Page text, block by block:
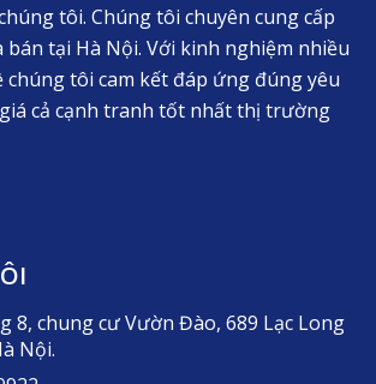
tôi. Chúng tôi chuyên cung cấp
bán tại Hà Nội. Với kinh nghiệm nhiều
tôi cam kết đáp ứng đúng yêu
cả cạnh tranh tốt nhất thị trường
8, chung cư Vườn Đào, 689 Lạc Long
Nội.